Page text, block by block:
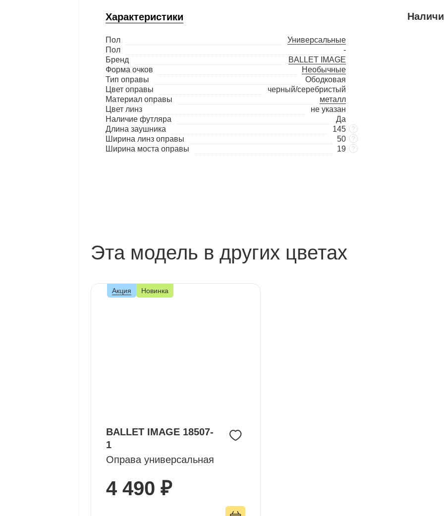
Характеристики
Пол
Универсальные
Пол
-
Бренд
BALLET IMAGE
Форма очков
Необычные
Тип оправы
Ободковая
Цвет оправы
черный/серебристый
Материал оправы
металл
Цвет линз
не указан
Наличие футляра
Да
Длина заушника
145 ?
Ширина линз оправы 50 ?
Ширина моста оправы 19 ?
Эта модель в других цветах
BALLET IMAGE 18507-
1
Оправа универсальная
4 490 ₽
Акция Новинка